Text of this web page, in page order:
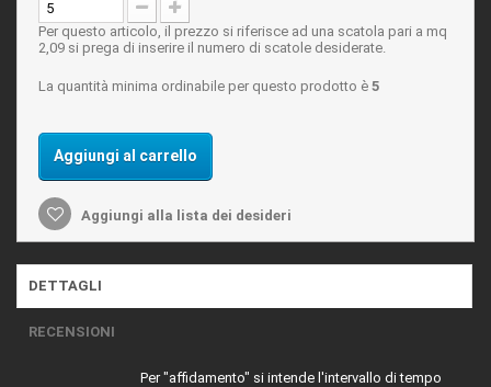
Per questo articolo, il prezzo si riferisce ad una scatola pari a mq
2,09 si prega di inserire il numero di scatole desiderate.
La quantità minima ordinabile per questo prodotto è 5
Aggiungi al carrello
Aggiungi alla lista dei desideri
DETTAGLI
RECENSIONI
Per "affidamento" si intende l'intervallo di tempo